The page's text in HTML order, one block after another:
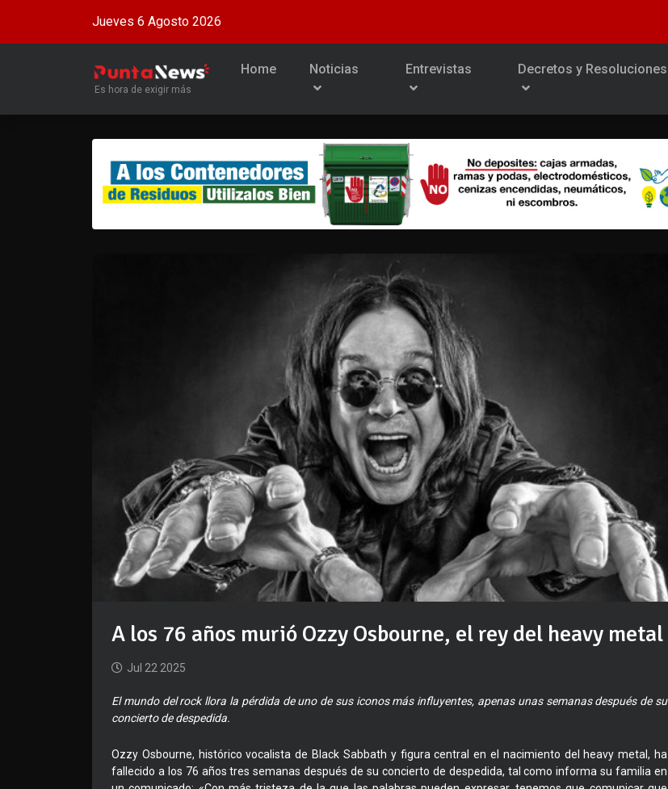
Jueves 6 Agosto 2026
Es hora de exigir más
Home Noticias Entrevistas Decretos y Resoluciones
A los 76 años murió Ozzy Osbourne, el rey del heavy metal
Jul 22 2025
El mundo del rock llora la pérdida de uno de sus iconos más influyentes, apenas unas semanas después de su
concierto de despedida.
Ozzy Osbourne, histórico vocalista de Black Sabbath y figura central en el nacimiento del heavy metal, ha
fallecido a los 76 años tres semanas después de su concierto de despedida, tal como informa su familia en